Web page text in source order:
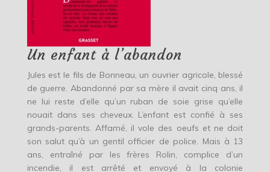
Un enfant à l’abandon
Jules est le fils de Bonneau, un ouvrier agricole, blessé
de guerre. Abandonné par sa mère il avait cinq ans, il
ne lui reste d’elle qu’un ruban de soie grise qu’elle
nouait dans ses cheveux. L’enfant est confié à ses
grands-parents. Affamé, il vole des oeufs et ne doit
son salut qu’à un gentil officier de police. Mais à 13
ans, entraîné par les frères Rolin, complice d’un
incendie, il est arrêté et envoyé à la colonie